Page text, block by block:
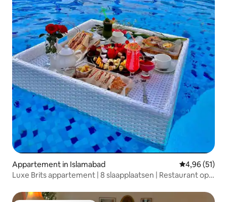
Appartement in Islamabad Gemiddelde
4,96 (51)
Luxe Brits appartement | 8 slaapplaatsen | Restaurant op